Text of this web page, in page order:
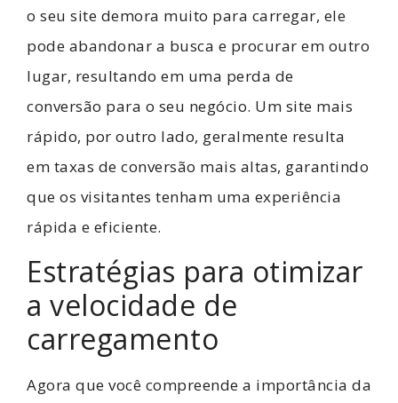
o seu site demora muito para carregar, ele
pode abandonar a busca e procurar em outro
lugar, resultando em uma perda de
conversão para o seu negócio. Um site mais
rápido, por outro lado, geralmente resulta
em taxas de conversão mais altas, garantindo
que os visitantes tenham uma experiência
rápida e eficiente.
Estratégias para otimizar
a velocidade de
carregamento
Agora que você compreende a importância da